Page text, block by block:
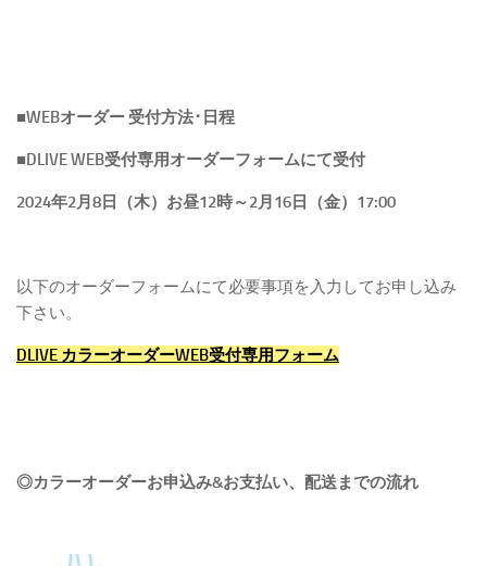
■WEBオーダー 受付方法･日程
■DLIVE WEB受付専用オーダーフォームにて受付
2024年2月8日（木）お昼12時～2月16日（金）17:00
以下のオーダーフォームにて必要事項を入力してお申し込み
下さい。
DLIVE カラーオーダーWEB受付専用フォーム
◎カラーオーダーお申込み&お支払い、配送までの流れ